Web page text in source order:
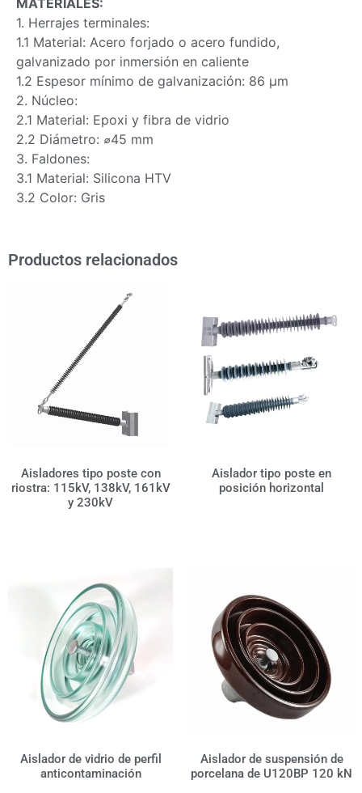
MATERIALES:
1. Herrajes terminales:
1.1 Material: Acero forjado o acero fundido,
galvanizado por inmersión en caliente
1.2 Espesor mínimo de galvanización: 86 μm
2. Núcleo:
2.1 Material: Epoxi y fibra de vidrio
2.2 Diámetro: ⌀45 mm
3. Faldones:
3.1 Material: Silicona HTV
3.2 Color: Gris
Productos relacionados
Aisladores tipo poste con
riostra: 115kV, 138kV, 161kV
y 230kV
Aislador tipo poste en
posición horizontal
Aislador de vidrio de perfil
anticontaminación
Aislador de suspensión de
porcelana de U120BP 120 kN